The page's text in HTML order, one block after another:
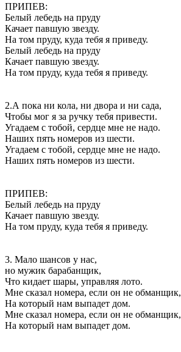
ПРИПЕВ:
Белый лебедь на пруду
Качает павшую звезду.
На том пруду, куда тебя я приведу.
Белый лебедь на пруду
Качает павшую звезду.
На том пруду, куда тебя я приведу.
2.А пока ни кола, ни двора и ни сада,
Чтобы мог я за ручку тебя привести.
Угадаем с тобой, сердце мне не надо.
Наших пять номеров из шести.
Угадаем с тобой, сердце мне не надо.
Наших пять номеров из шести.
ПРИПЕВ:
Белый лебедь на пруду
Качает павшую звезду.
На том пруду, куда тебя я приведу.
3. Мало шансов у нас,
но мужик барабанщик,
Что кидает шары, управляя лото.
Мне сказал номера, если он не обманщик,
На который нам выпадет дом.
Мне сказал номера, если он не обманщик,
На который нам выпадет дом.